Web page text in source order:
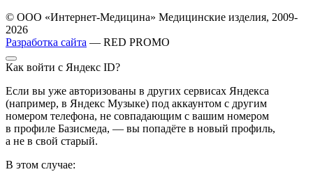
© ООО «Интернет-Медицина» Медицинские изделия, 2009-
2026
Разработка сайта — RED PROMO
Как войти с Яндекс ID?
Если вы уже авторизованы в других сервисах Яндекса
(например, в Яндекс Музыке) под аккаунтом с другим
номером телефона, не совпадающим с вашим номером
в профиле Базисмеда, — вы попадёте в новый профиль,
а не в свой старый.
В этом случае: